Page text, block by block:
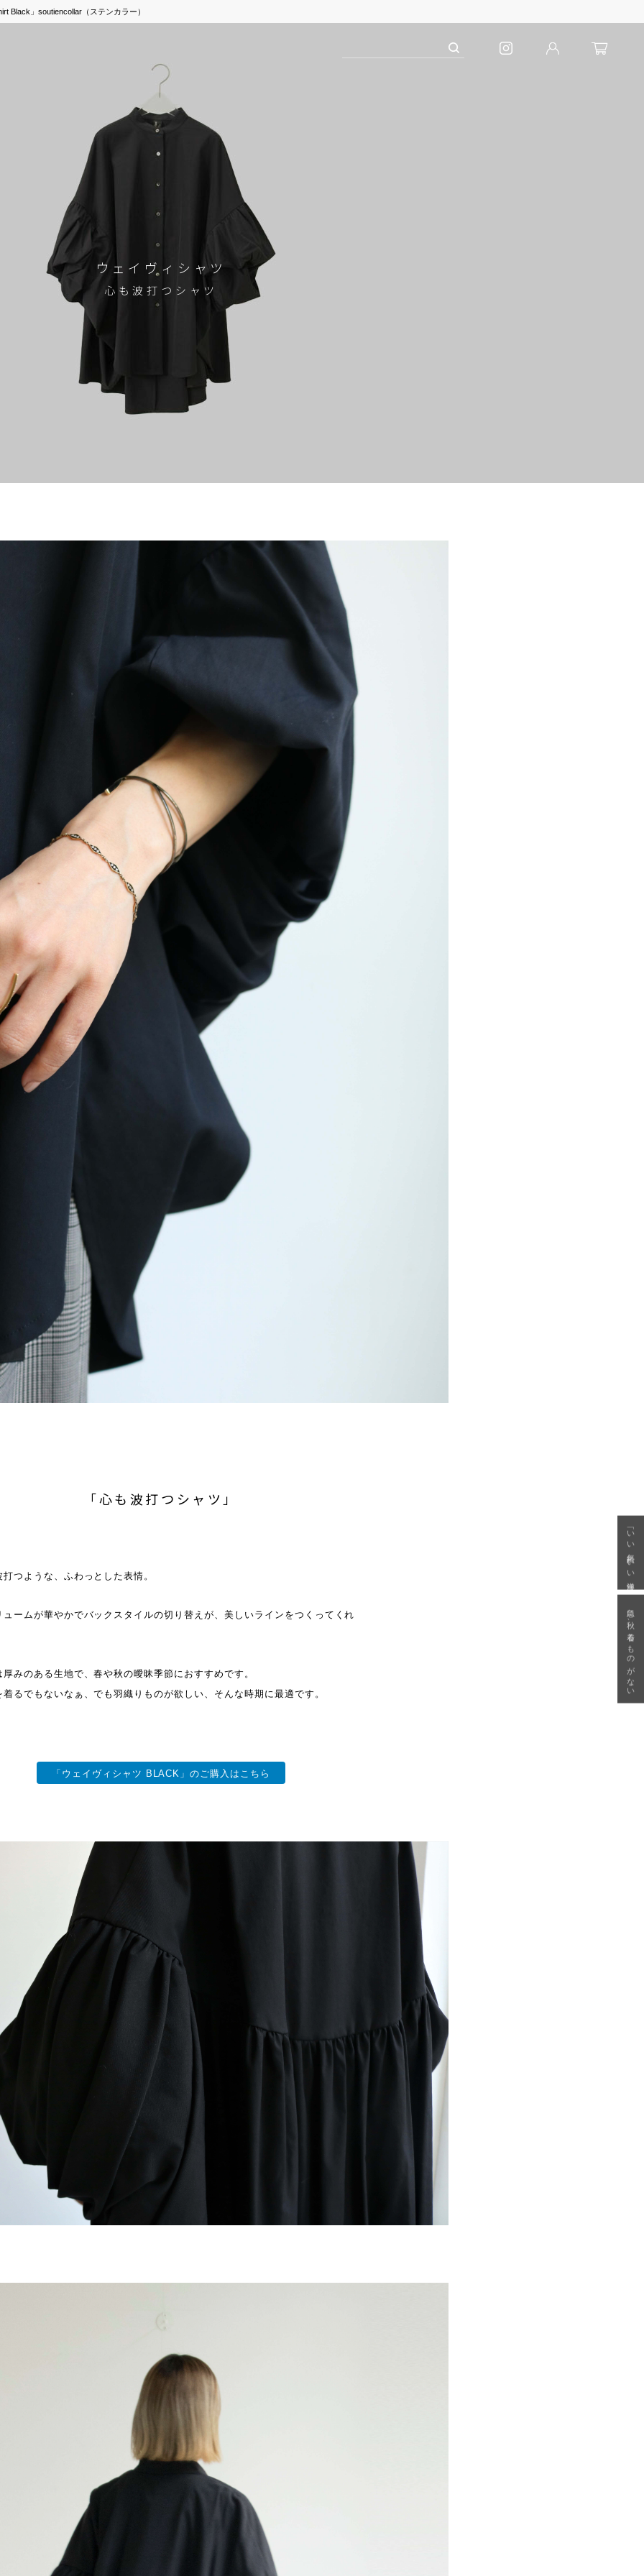
Black」soutiencollar（ステンカラー）
ウェイヴィシャツ
心も波打つシャツ
「心も波打つシャツ」
つような、ふわっとした表情。
ュームが華やかでバックスタイルの切り替えが、美しいラインをつくってくれ
厚みのある生地で、春や秋の曖昧季節におすすめです。
着るでもないなぁ、でも羽織りものが欲しい、そんな時期に最適です。
「ウェイヴィシャツ BLACK」のご購入はこちら
「いい年齢 いい洋服」
急に秋、着るものがない